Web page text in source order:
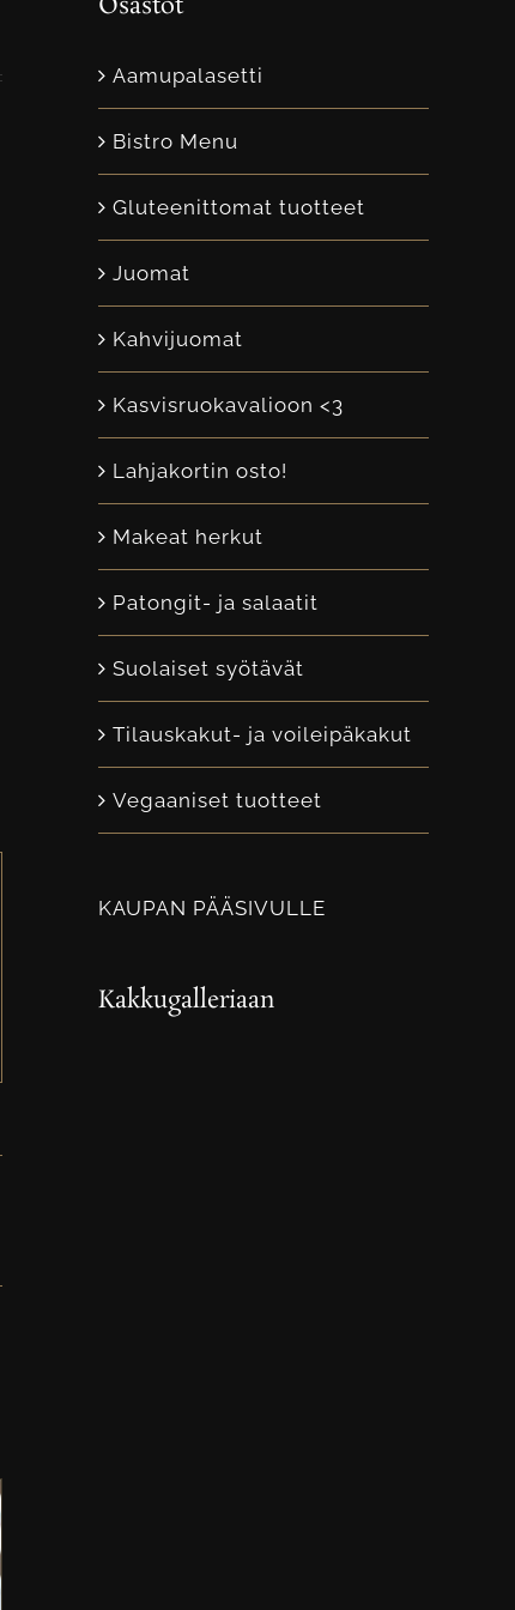
Aamupalasetti
Bistro Menu
Gluteenittomat tuotteet
Juomat
Kahvijuomat
Kasvisruokavalioon <3
Lahjakortin osto!
Makeat herkut
Patongit- ja salaatit
Suolaiset syötävät
Tilauskakut- ja voileipäkakut
Vegaaniset tuotteet
KAUPAN PÄÄSIVULLE
Kakkugalleriaan